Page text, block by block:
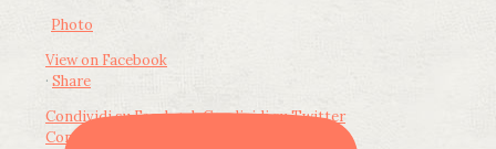
Photo
View on Facebook
· Share
Condividi su FacebookCondividi su Twitter
Condividi su LinkedIn